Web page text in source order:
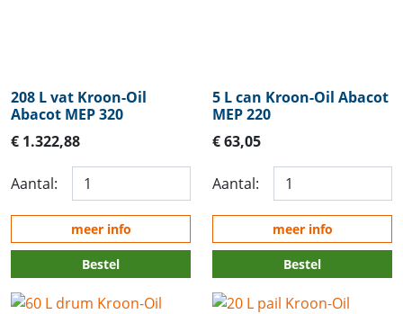
208 L vat Kroon-Oil
Abacot MEP 320
€ 1.322,88
Aantal:
meer info
Bestel
5 L can Kroon-Oil Abacot
MEP 220
€ 63,05
Aantal:
meer info
Bestel